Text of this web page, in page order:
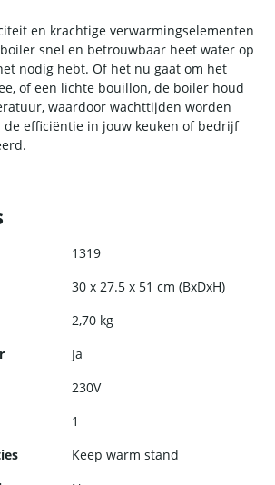
en krachtige verwarmingselementen
snel en betrouwbaar heet water op
nodig hebt. Of het nu gaat om het
of een lichte bouillon, de boiler houd
waardoor wachttijden worden
efficiëntie in jouw keuken of bedrijf
maakt het makkelijk om de gewenste
te stellen en te controleren. Met de
van jouw specifieke behoeften.
beveiligingsmechanisme, zoals een
hart werken, wetende dat de boiler
is.
om lang mee te gaan in een
zorgen voor duurzaamheid en is
1319
30 x 27.5 x 51 cm (BxDxH)
2,70 kg
Ja
230V
1
Keep warm stand